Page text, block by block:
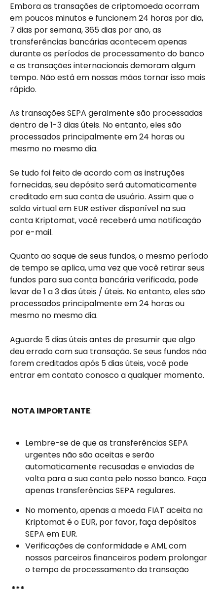
Embora as transações de criptomoeda ocorram
em poucos minutos e funcionem 24 horas por dia,
7 dias por semana, 365 dias por ano, as
transferências bancárias acontecem apenas
durante os períodos de processamento do banco
e as transações internacionais demoram algum
tempo. Não está em nossas mãos tornar isso mais
rápido.
As transações SEPA geralmente são processadas
dentro de 1-3 dias úteis. No entanto, eles são
processados principalmente em 24 horas ou
mesmo no mesmo dia.
Se tudo foi feito de acordo com as instruções
fornecidas, seu depósito será automaticamente
creditado em sua conta de usuário. Assim que o
saldo virtual em EUR estiver disponível na sua
conta Kriptomat, você receberá uma notificação
por e-mail.
Quanto ao saque de seus fundos, o mesmo período
de tempo se aplica, uma vez que você retirar seus
fundos para sua conta bancária verificada, pode
levar de 1 a 3 dias úteis / úteis. No entanto, eles são
processados principalmente em 24 horas ou
mesmo no mesmo dia.
Aguarde 5 dias úteis antes de presumir que algo
deu errado com sua transação. Se seus fundos não
forem creditados após 5 dias úteis, você pode
entrar em contato conosco a qualquer momento.
NOTA IMPORTANTE:
Lembre-se de que as transferências SEPA
urgentes não são aceitas e serão
automaticamente recusadas e enviadas de
volta para a sua conta pelo nosso banco. Faça
apenas transferências SEPA regulares.
No momento, apenas a moeda FIAT aceita na
Kriptomat é o EUR, por favor, faça depósitos
SEPA em EUR.
Verificações de conformidade e AML com
nossos parceiros financeiros podem prolongar
o tempo de processamento da transação
***